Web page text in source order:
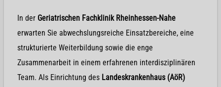
In der Geriatrischen Fachklinik Rheinhessen-Nahe
erwarten Sie abwechslungsreiche Einsatzbereiche, eine
strukturierte Weiterbildung sowie die enge
Zusammenarbeit in einem erfahrenen interdisziplinären
Team. Als Einrichtung des Landeskrankenhaus (AöR)